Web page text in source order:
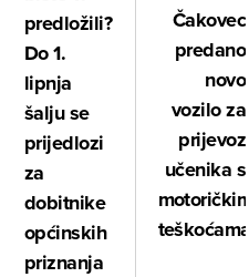
predložili?
Do 1.
lipnja
šalju se
prijedlozi
za
dobitnike
općinskih
priznanja
Čakovec
predano
novo
vozilo za
prijevoz
učenika s
motoričkim
teškoćama